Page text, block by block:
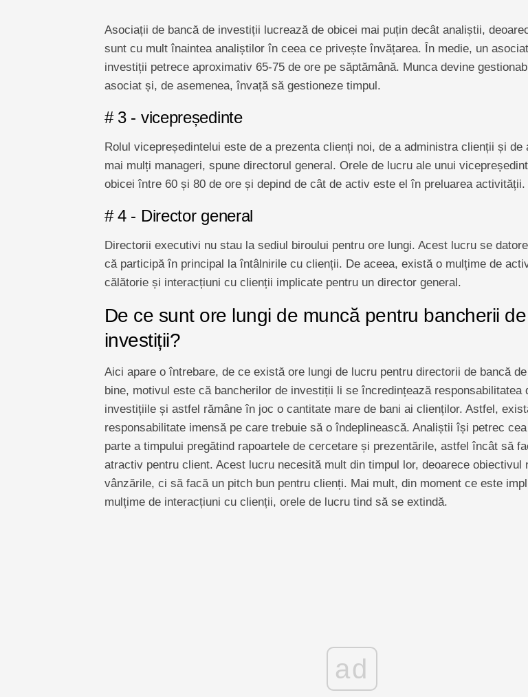
Asociații de bancă de investiții lucrează de obicei mai puțin decât analiștii,
sunt cu mult înaintea analiștilor în ceea ce privește învățarea. În medie, un
investiții petrece aproximativ 65-75 de ore pe săptămână. Munca devine
asociat și, de asemenea, învață să gestioneze timpul.
# 3 - vicepreședinte
Rolul vicepreședintelui este de a prezenta clienți noi, de a administra clienții și de
mai mulți manageri, spune directorul general. Orele de lucru ale unui
obicei între 60 și 80 de ore și depind de cât de activ este el în preluarea activității.
# 4 - Director general
Directorii executivi nu stau la sediul biroului pentru ore lungi. Acest lucru se
că participă în principal la întâlnirile cu clienții. De aceea, există o mulțime de
călătorie și interacțiuni cu clienții implicate pentru un director general.
De ce sunt ore lungi de muncă pentru bancherii de
investiții?
Aici apare o întrebare, de ce există ore lungi de lucru pentru directorii de bancă
bine, motivul este că bancherilor de investiții li se încredințează responsabilitatea
investițiile și astfel rămâne în joc o cantitate mare de bani ai clienților. Astfel,
responsabilitate imensă pe care trebuie să o îndeplinească. Analiștii își petrec
parte a timpului pregătind rapoartele de cercetare și prezentările, astfel încât să
atractiv pentru client. Acest lucru necesită mult din timpul lor, deoarece obiectivul
vânzările, ci să facă un pitch bun pentru clienți. Mai mult, din moment ce este
mulțime de interacțiuni cu clienții, orele de lucru tind să se extindă.
ad